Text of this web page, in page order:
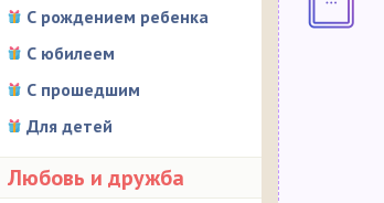
С рождением ребенка
С юбилеем
С прошедшим
Для детей
Любовь и дружба